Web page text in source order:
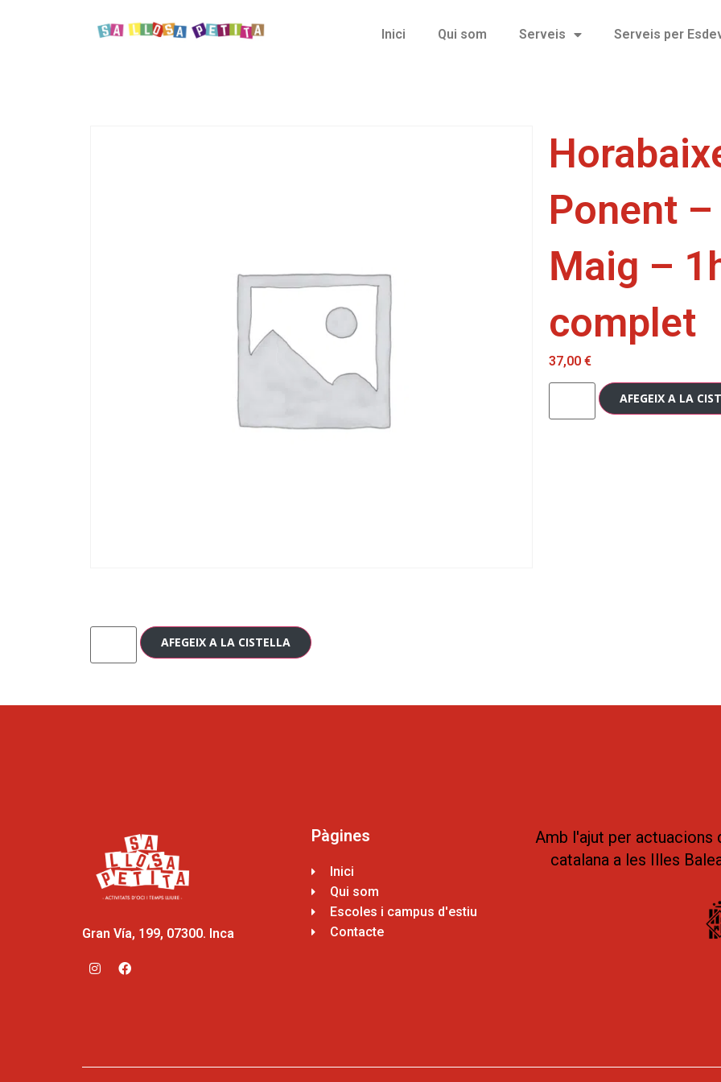
Inici Qui som Serveis Serveis per
Ponent
Maig –
complet
37,00 €
AFEGEIX A LA
AFEGEIX A LA CISTELLA
Gran Vía, 199, 07300. Inca
Pàgines
Inici
Qui som
Escoles i campus d'estiu
Contacte
Amb l'ajut per actuacions
catalana a les Illes